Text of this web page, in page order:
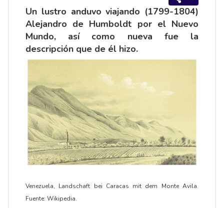
Un lustro anduvo viajando (1799-1804)
Alejandro de Humboldt por el Nuevo
Mundo, así como nueva fue la
descripción que de él hizo.
Venezuela, Landschaft bei Caracas mit dem Monte Avila.
Fuente: Wikipedia.